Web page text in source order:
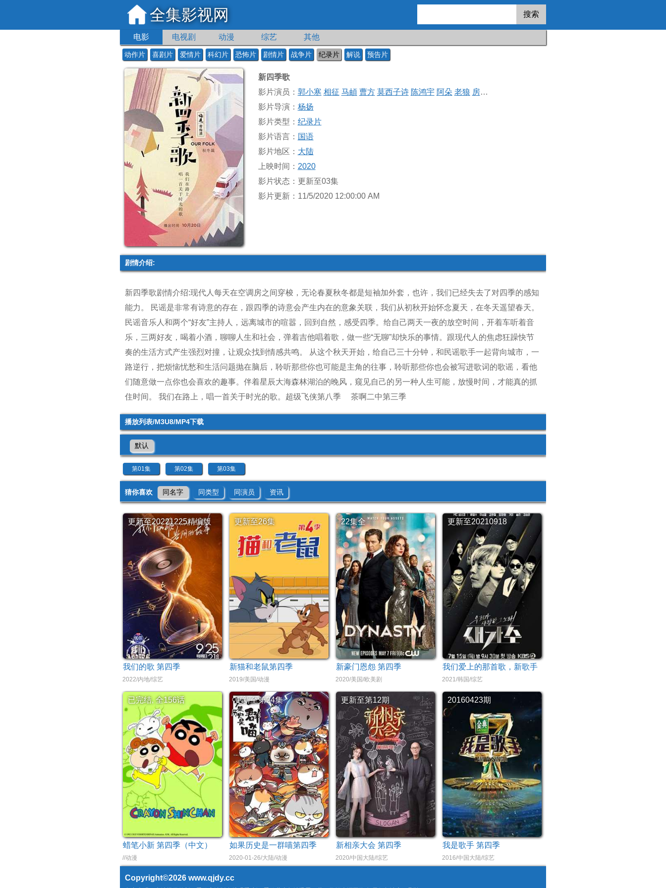
全集影视网 搜索
电影 电视剧 动漫 综艺 其他
动作片 喜剧片 爱情片 科幻片 恐怖片 剧情片 战争片 纪录片 解说 预告片
新四季歌
影片演员： 郭小寒 相征 马頔 曹方 莫西子诗 陈鸿宇 阿朵 老狼 房东的猫
影片导演： 杨扬
影片类型： 纪录片
影片语言： 国语
影片地区： 大陆
上映时间： 2020
影片状态：更新至03集
影片更新：11/5/2020 12:00:00 AM
剧情介绍:
新四季歌剧情介绍:现代人每天在空调房之间穿梭，无论春夏秋冬都是短袖加外套，也许，我们已经失去了对四季的感知
能力。 民谣是非常有诗意的存在，跟四季的诗意会产生内在的意象关联，我们从初秋开始怀念夏天，在冬天遥望春天。
民谣音乐人和两个“好友”主持人，远离城市的喧嚣，回到自然，感受四季。给自己两天一夜的放空时间，开着车听着音
乐，三两好友，喝着小酒，聊聊人生和社会，弹着吉他唱着歌，做一些“无聊”却快乐的事情。跟现代人的焦虑狂躁快节
奏的生活方式产生强烈对撞，让观众找到情感共鸣。 从这个秋天开始，给自己三十分钟，和民谣歌手一起背向城市，一
路逆行，把烦恼忧愁和生活问题抛在脑后，聆听那些你也可能是主角的往事，聆听那些你也会被写进歌词的歌谣，看他
们随意做一点你也会喜欢的趣事。伴着星辰大海森林湖泊的晚风，窥见自己的另一种人生可能，放慢时间，才能真的抓
住时间。 我们在路上，唱一首关于时光的歌。 超级飞侠第八季 茶啊二中第三季
播放列表/M3U8/MP4下载
默认
第01集 第02集 第03集
猜你喜欢 同名字 同类型 同演员 资讯
更新至20221225精编版
我们的歌 第四季
2022/内地/综艺
更新至26集
新猫和老鼠第四季
2019/美国/动漫
22集全
新豪门恩怨 第四季
2020/美国/欧美剧
更新至20210918
我们爱上的那首歌，新歌手
2021/韩国/综艺
已完结, 全156话
蜡笔小新 第四季（中文）
//动漫
更新至第24集
如果历史是一群喵第四季
2020-01-26/大陆/动漫
更新至第12期
新相亲大会 第四季
2020/中国大陆/综艺
20160423期
我是歌手 第四季
2016/中国大陆/综艺
Copyright©2026 www.qjdy.cc